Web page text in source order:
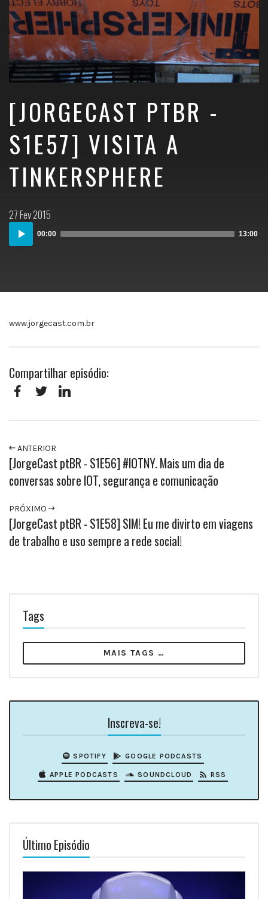
[JORGECAST PTBR -
S1E57] VISITA A
TINKERSPHERE
Postado
em:
27 Fev 2015
Audio
Player
00:00 13:00
www.jorgecast.com.br
Compartilhar episódio:
Facebook
ANTERIOR
[JorgeCast ptBR - S1E56] #IOTNY. Mais um dia de
conversas sobre IOT, segurança e comunicação
PRÓXIMO
[JorgeCast ptBR - S1E58] SIM! Eu me divirto em viagens
de trabalho e uso sempre a rede social!
Tags
MAIS TAGS …
Inscreva-se!
SPOTIFY GOOGLE PODCASTS
APPLE PODCASTS SOUNDCLOUD RSS
Último Episódio